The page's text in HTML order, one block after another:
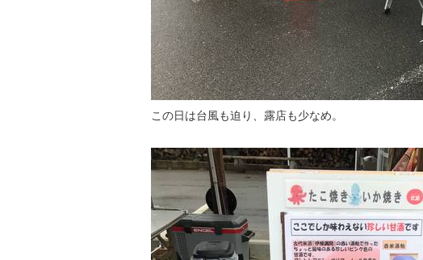
この日は台風も迫り、露店も少なめ。